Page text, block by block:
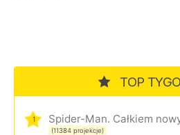
TOP
1
(11384 projekcje)